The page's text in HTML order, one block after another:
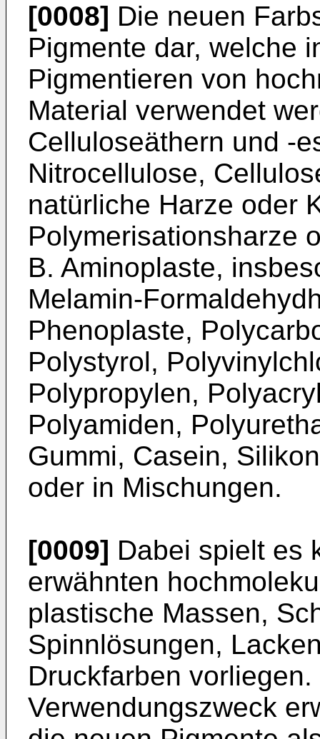
[0008] Die neuen
Pigmente dar, welche
Pigmentieren von
Material verwendet
Celluloseäthern und -
Nitrocellulose,
natürliche Harze oder
Polymerisationsharze
B. Aminoplaste,
Melamin-
Phenoplaste,
Polystyrol,
Polypropylen,
Polyamiden,
Gummi, Casein,
oder in Mischungen.
[0009] Dabei spielt es
erwähnten
plastische Massen,
Spinnlösungen,
Druckfarben
Verwendungszweck